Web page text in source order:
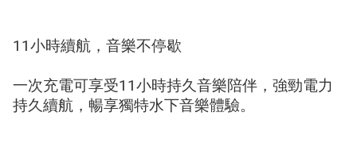
11小時續航，音樂不停歇
一次充電可享受11小時持久音樂陪伴，強勁電力
持久續航，暢享獨特水下音樂體驗。